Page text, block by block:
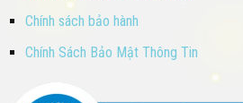
Chính sách bảo hành
Chính Sách Bảo Mật Thông Tin